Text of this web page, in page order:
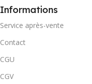
Informations
Service après-vente
Contact
CGU
CGV